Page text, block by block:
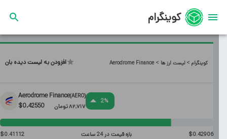
کوینگرام
کوینگرام>لیست ارز ها>
Aerodrome Finance افزودن به لیست دیده بان
Aerodrome Finance AERO
)
$0.42550 82,717تومان
$0.42906 بازه قیمت در 24 ساعت $0.41112